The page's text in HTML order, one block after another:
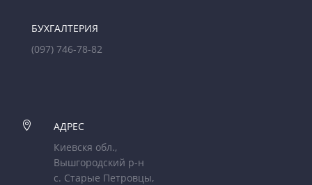
БУХГАЛТЕРИЯ
(097) 746-78-82

АДРЕС
Киевскя обл.,
Вышгородский р-н
с. Старые Петровцы,